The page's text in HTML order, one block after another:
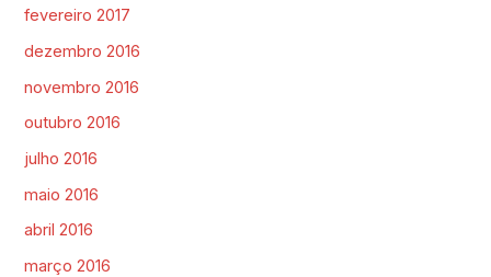
fevereiro 2017
dezembro 2016
novembro 2016
outubro 2016
julho 2016
maio 2016
abril 2016
março 2016